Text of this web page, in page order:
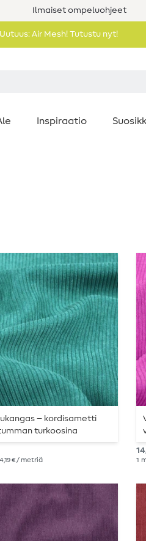
Ilmaiset ompeluohjeet
Uutuus: Air Mesh! Tutustu nyt!
Inspiraatio
– kordisametti
turkoosina
€ / metriä 1